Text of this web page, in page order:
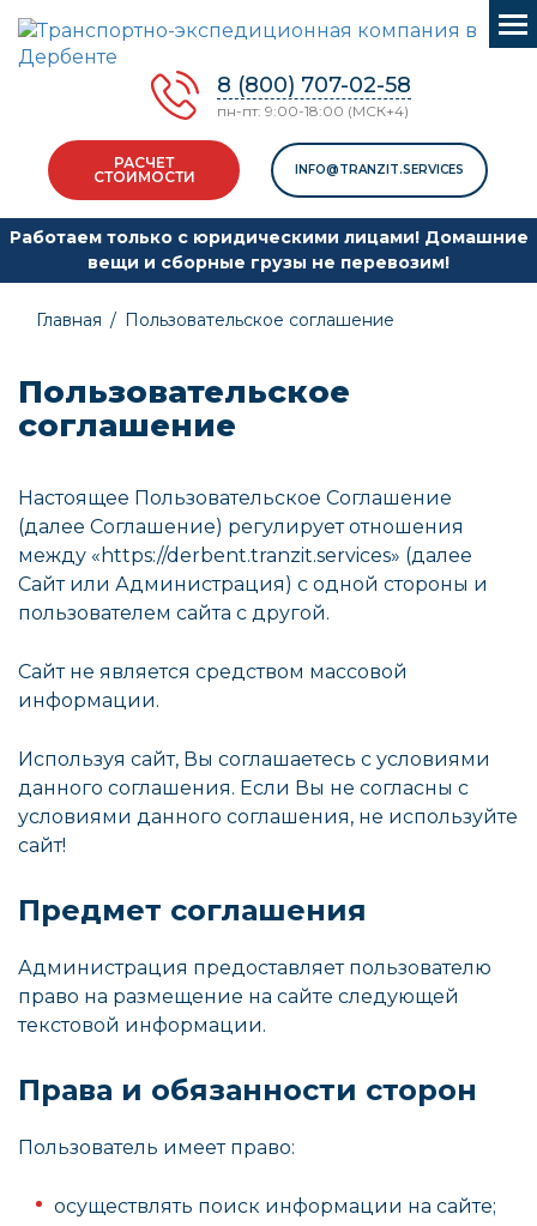
8 (800) 707-02-58
пн-пт: 9:00-18:00 (МСК+4)
РАСЧЕТ
СТОИМОСТИ
INFO@TRANZIT.SERVICES
Работаем только с юридическими лицами! Домашние
вещи и сборные грузы не перевозим!
Главная / Пользовательское соглашение
Пользовательское
соглашение
Настоящее Пользовательское Соглашение
(далее Соглашение) регулирует отношения
между «https://derbent.tranzit.services» (далее
Сайт или Администрация) с одной стороны и
пользователем сайта с другой.
Сайт не является средством массовой
информации.
Используя сайт, Вы соглашаетесь с условиями
данного соглашения. Если Вы не согласны с
условиями данного соглашения, не используйте
сайт!
Предмет соглашения
Администрация предоставляет пользователю
право на размещение на сайте следующей
текстовой информации.
Права и обязанности сторон
Пользователь имеет право:
осуществлять поиск информации на сайте;